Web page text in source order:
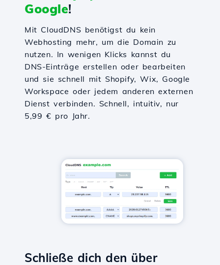
Google!
Mit CloudDNS benötigst du kein
Webhosting mehr, um die Domain zu
nutzen. In wenigen Klicks kannst du
DNS-Einträge erstellen oder bearbeiten
und sie schnell mit Shopify, Wix, Google
Workspace oder jedem anderen externen
Dienst verbinden. Schnell, intuitiv, nur
5,99 € pro Jahr.
Schließe dich den über